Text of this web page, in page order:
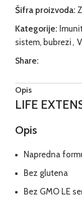
Šifra proizvoda:
Kategorije:
sistem, bubrezi ,
Share:
Opis
LIFE
Opis
Napredna
Bez glutena
Bez GMO LE